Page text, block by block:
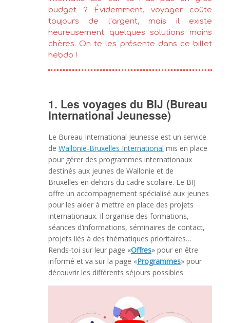
budget ? Évidemment, voyager coûte
toujours de l’argent, mais il existe
heureusement quelques solutions moins
chères. On te les présente dans ce billet
hebdo !
1. Les voyages du BIJ (Bureau
International Jeunesse)
Le Bureau International Jeunesse est un service
de Wallonie-Bruxelles International mis en place
pour gérer des programmes internationaux
destinés aux jeunes de Wallonie et de
Bruxelles en dehors du cadre scolaire. Le BIJ
offre un accompagnement spécialisé aux jeunes
pour les aider à mettre en place des projets
internationaux. Il organise des formations,
séances d’informations, séminaires de contact,
projets liés à des thématiques prioritaires…
Rends-toi sur leur page «Offres» pour en être
informé et va sur la page «Programmes» pour
découvrir les différents séjours possibles.